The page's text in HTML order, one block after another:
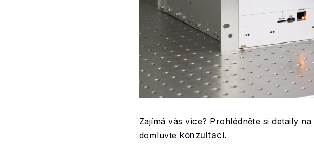
Zajímá vás více? Prohlédněte si detaily na
domluvte konzultaci.